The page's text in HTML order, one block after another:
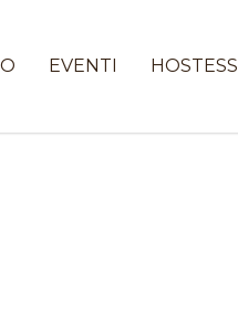
EVENTI HOSTESS